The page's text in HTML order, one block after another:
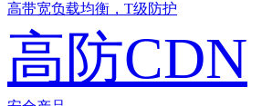
高带宽负载均衡，T级防护
高防CDN